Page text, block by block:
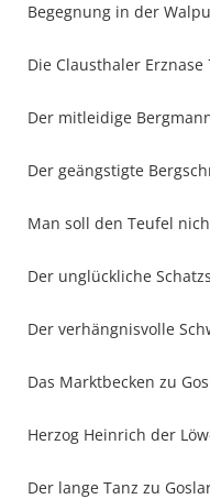
Begegnung in der
Die Clausthaler Erznase
Der mitleidige
Der geängstigte
Man soll den Teufel
Der unglückliche
Der verhängnisvolle
Das Marktbecken zu
Herzog Heinrich der
Der lange Tanz zu